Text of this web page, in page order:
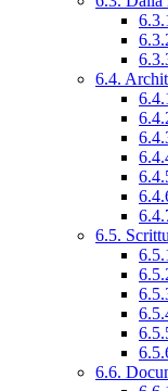
6.4.
6.5.
6.6.